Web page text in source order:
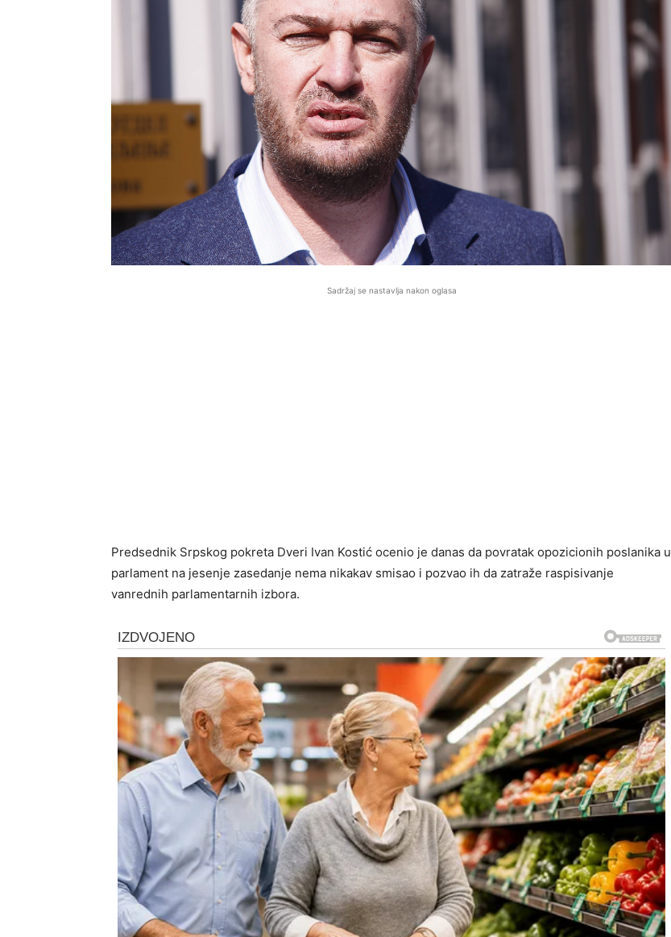
Sadržaj se nastavlja nakon oglasa
Predsednik Srpskog pokreta Dveri Ivan Kostić ocenio je danas da povratak opozicionih poslanika u
parlament na jesenje zasedanje nema nikakav smisao i pozvao ih da zatraže raspisivanje
vanrednih parlamentarnih izbora.